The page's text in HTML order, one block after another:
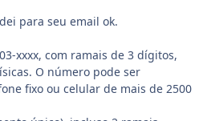
para seu email ok.
xxxx, com ramais de 3 dígitos,
O número pode ser
fixo ou celular de mais de 2500